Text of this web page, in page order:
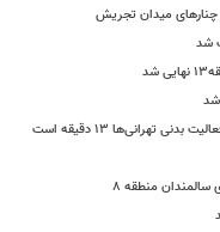
میدان تجریش
سالمندان منطقه ۸